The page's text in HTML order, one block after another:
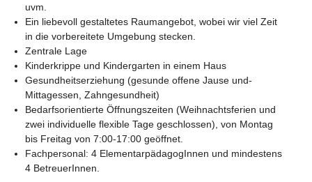
uvm.
Ein liebevoll gestaltetes Raumangebot, wobei wir viel Zeit
in die vorbereitete Umgebung stecken.
Zentrale Lage
Kinderkrippe und Kindergarten in einem Haus
Gesundheitserziehung (gesunde offene Jause und-
Mittagessen, Zahngesundheit)
Bedarfsorientierte Öffnungszeiten (Weihnachtsferien und
zwei individuelle flexible Tage geschlossen), von Montag
bis Freitag von 7:00-17:00 geöffnet.
Fachpersonal: 4 ElementarpädagogInnen und mindestens
4 BetreuerInnen.